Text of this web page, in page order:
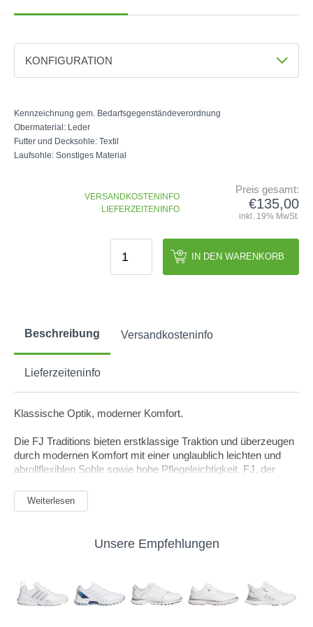
SHAFTS
ACCESSOIRES
MONTAGE
GOLFSCHLÄGER
TROLLIES
BÄLLE
BEKLEIDUNG
HANDSCHUHE
ZUBEHÖR
GOLFKURSE
EVENTS
GUTSCHEINE
KONFIGURATION
Größe
Kennzeichnung gem. Bedarfsgegenständeverordnung
Obermaterial: Leder
Futter und Decksohle: Textil
Laufsohle: Sonstiges Material
VERSANDKOSTENINFO
LIEFERZEITENINFO
Preis gesamt:
€135,00
inkl. 19% MwSt.
IN DEN WARENKORB
Beschreibung Versandkosteninfo
Lieferzeiteninfo
Klassische Optik, moderner Komfort.
Die FJ Traditions bieten erstklassige Traktion und überzeugen
durch modernen Komfort mit einer unglaublich leichten und
abrollflexiblen Sohle sowie hohe Pflegeleichtigkeit. FJ, der
GANZTÄGIGER KOMFORT: Der hervorragend dämpfende
Unterstützung während der gesamten Runde, und das
eingebaute Achilles-Pad sorgt für einen perfekten, rutschfesten
100% WASSERDICHT:1 JAHR GARANTIE AUF
WASSERDICHTHEIT - Hochwertiges Vollnarbenleder bietet
Weiterlesen
Unsere Empfehlungen